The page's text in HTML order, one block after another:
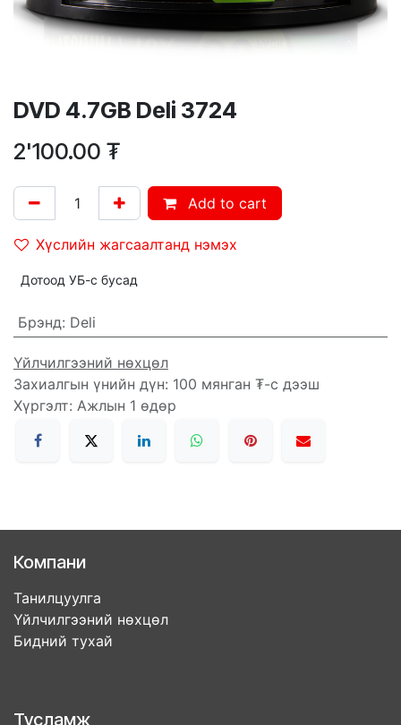
DVD 4.7GB Deli 3724
2'100.00 ₮
Add to cart
Хүслийн жагсаалтанд нэмэх
Дотоод УБ-с бусад
Брэнд: Deli
Үйлчилгээний нөхцөл
Захиалгын үнийн дүн: 100 мянган ₮-с дээш
Хүргэлт: Ажлын 1 өдөр
Компани
Танилцуулга
Үйлчилгээний нөхцөл
Бидний тухай
Тусламж